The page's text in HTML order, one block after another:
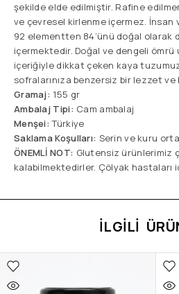
şekilde elde edilmiştir. Rafine
ve çevresel kirlenme içermez. İnsan
92 elementten 84’ünü doğal olarak
içermektedir. Doğal ve dengeli ömrü
içeriğiyle dikkat çeken kaya
sofralarınıza benzersiz bir lezzet
Gramaj: 155 gr
Ambalaj Tipi: Cam ambalaj
Menşei:Türkiye
Saklama Koşulları: Serin ve kuru
ÖNEMLİ NOT: Glutensiz ürünlerimiz
kalabilmektedirler. Çölyak hastaları
İLGILI